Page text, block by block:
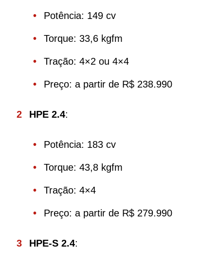
Potência: 149 cv
Torque: 33,6 kgfm
Tração: 4×2 ou 4×4
Preço: a partir de R$ 238.990
HPE 2.4:
Potência: 183 cv
Torque: 43,8 kgfm
Tração: 4×4
Preço: a partir de R$ 279.990
HPE-S 2.4: